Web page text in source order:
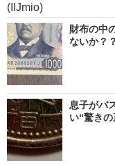
(IIJmio)
財布の中
ないか？
息子がバ
い“驚き